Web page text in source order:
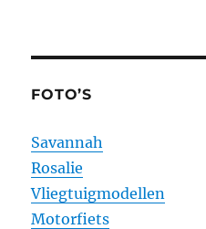
FOTO’S
Savannah
Rosalie
Vliegtuigmodellen
Motorfiets